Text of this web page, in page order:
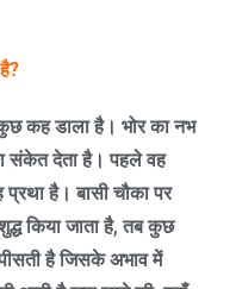
?
कह डाला है। भोर का नभ
संकेत देता है। पहले वह
प्रथा है। बासी चौका पर
किया जाता है,तब कुछ
है जिसके अभाव में